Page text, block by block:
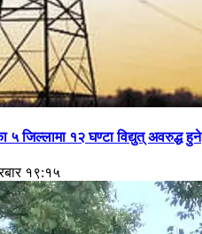
५ जिल्लामा १२ घण्टा विद्युत् अवरुद्ध हुने
१९:१५